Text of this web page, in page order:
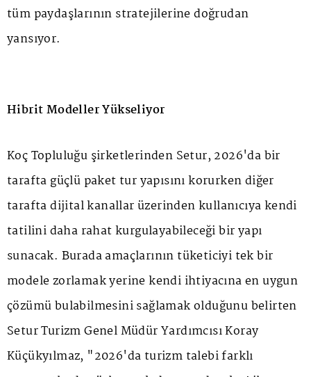
tüm paydaşlarının stratejilerine doğrudan
yansıyor.
Hibrit Modeller Yükseliyor
Koç Topluluğu şirketlerinden Setur, 2026'da bir
tarafta güçlü paket tur yapısını korurken diğer
tarafta dijital kanallar üzerinden kullanıcıya kendi
tatilini daha rahat kurgulayabileceği bir yapı
sunacak. Burada amaçlarının tüketiciyi tek bir
modele zorlamak yerine kendi ihtiyacına en uygun
çözümü bulabilmesini sağlamak olduğunu belirten
Setur Turizm Genel Müdür Yardımcısı Koray
Küçükyılmaz, "2026'da turizm talebi farklı